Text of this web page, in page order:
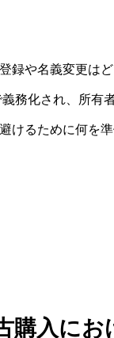
録や名義変更は
務化され、所有
けるために何を
購入に